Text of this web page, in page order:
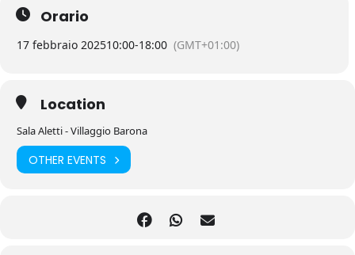
Orario
17 febbraio 202510:00-18:00 (GMT+01:00)
Location
Sala Aletti - Villaggio Barona
OTHER EVENTS